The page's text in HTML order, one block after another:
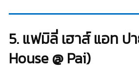
5. แฟมิลี่ เฮาส์ แอท ป
House @ Pai)